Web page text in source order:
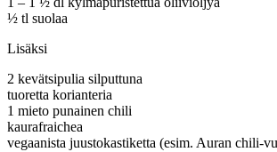
½ tl suolaa
Lisäksi
2 kevätsipulia silputtuna
tuoretta korianteria
1 mieto punainen chili
kaurafraichea
vegaanista juustokastiketta (esim. Auran chili-